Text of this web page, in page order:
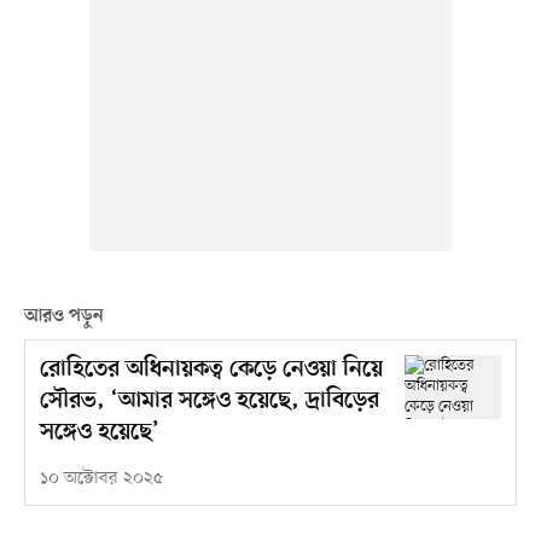
আরও পড়ুন
রোহিতের অধিনায়কত্ব কেড়ে নেওয়া নিয়ে
সৌরভ, ‘আমার সঙ্গেও হয়েছে, দ্রাবিড়ের
সঙ্গেও হয়েছে’
১০ অক্টোবর ২০২৫